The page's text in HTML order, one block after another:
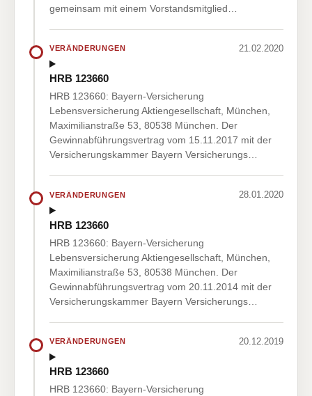
gemeinsam mit einem Vorstandsmitglied…
VERÄNDERUNGEN 21.02.2020
HRB 123660
HRB 123660: Bayern-Versicherung
Lebensversicherung Aktiengesellschaft, München,
Maximilianstraße 53, 80538 München. Der
Gewinnabführungsvertrag vom 15.11.2017 mit der
Versicherungskammer Bayern Versicherungs…
VERÄNDERUNGEN 28.01.2020
HRB 123660
HRB 123660: Bayern-Versicherung
Lebensversicherung Aktiengesellschaft, München,
Maximilianstraße 53, 80538 München. Der
Gewinnabführungsvertrag vom 20.11.2014 mit der
Versicherungskammer Bayern Versicherungs…
VERÄNDERUNGEN 20.12.2019
HRB 123660
HRB 123660: Bayern-Versicherung